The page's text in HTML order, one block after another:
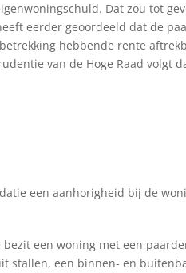
Dat zou tot
eerder geoordeeld dat de
hebbende rente
van de Hoge Raad volgt
een aanhorigheid bij de
een woning met een
stallen, een binnen- en